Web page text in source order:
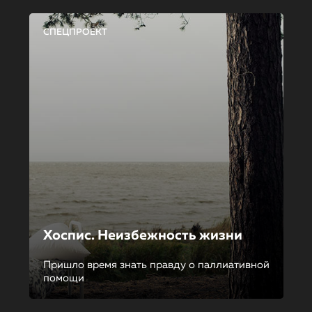
СПЕЦПРОЕКТ
Хоспис. Неизбежность жизни
Пришло время знать правду о паллиативной
помощи